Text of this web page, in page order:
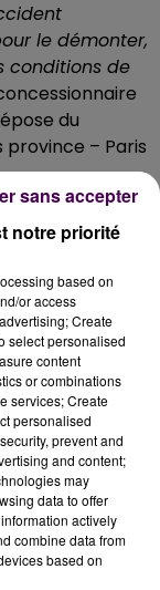
le démonter,
conditions de
du
province – Paris
de Paris
sortir au
Université et
niveau de
Vinci
très
notre priorité
based on
or access
Create
select personalised
content
or combinations
services; Create
personalised
prevent and
and content;
may
data to offer
actively
combine data from
based on
sans accepter